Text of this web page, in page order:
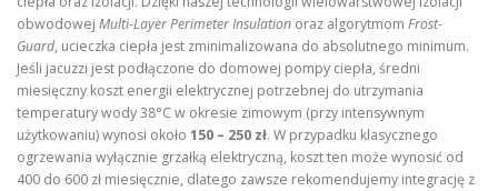
obwodowej Multi-Layer Perimeter Insulation oraz algorytmom Frost-
Guard, ucieczka ciepła jest zminimalizowana do absolutnego minimum.
Jeśli jacuzzi jest podłączone do domowej pompy ciepła, średni
miesięczny koszt energii elektrycznej potrzebnej do utrzymania
temperatury wody 38°C w okresie zimowym (przy intensywnym
użytkowaniu) wynosi około 150 – 250 zł. W przypadku klasycznego
ogrzewania wyłącznie grzałką elektryczną, koszt ten może wynosić od
400 do 600 zł miesięcznie, dlatego zawsze rekomendujemy integrację z